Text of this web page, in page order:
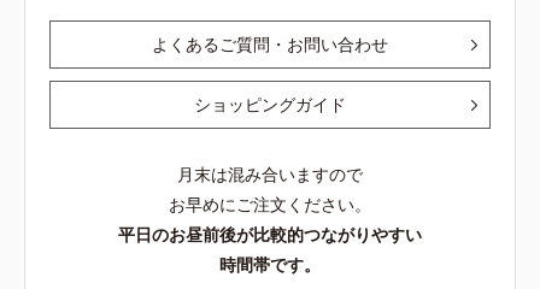
よくあるご質問・お問い合わせ
ショッピングガイド
月末は混み合いますので
お早めにご注文ください。
平日のお昼前後が比較的つながりやすい
時間帯です。